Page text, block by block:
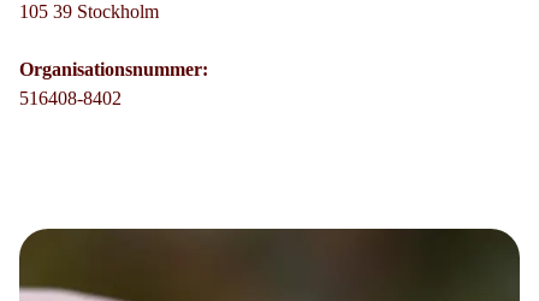
105 39 Stockholm
Organisationsnummer:
516408-8402